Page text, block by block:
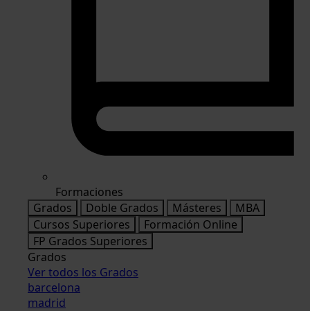
Formaciones
Grados
Doble Grados Másteres
MBA
Cursos Superiores
Formación Online
FP Grados Superiores
Grados
Ver todos los Grados
barcelona
madrid